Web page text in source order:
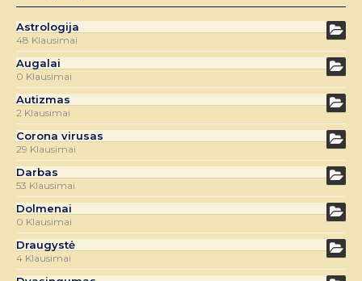
Astrologija
48 Klausimai
Augalai
0 Klausimai
Autizmas
2 Klausimai
Corona virusas
29 Klausimai
Darbas
53 Klausimai
Dolmenai
0 Klausimai
Draugystė
4 Klausimai